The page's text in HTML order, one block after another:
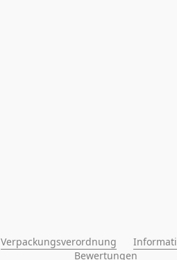
Verpackungsverordnung
Bewertungen